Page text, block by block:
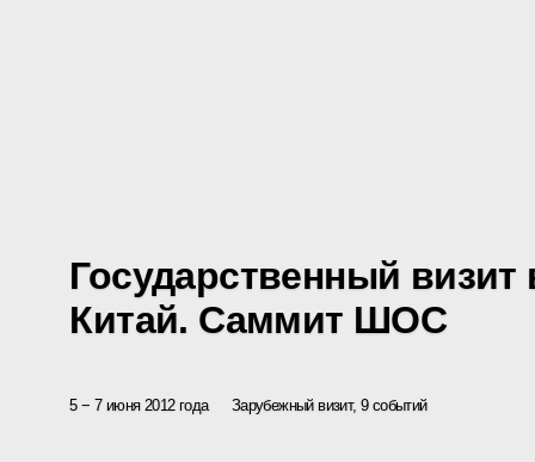
Государственный визит
Китай. Саммит ШОС
5 − 7 июня 2012 года Зарубежный визит, 9 событий